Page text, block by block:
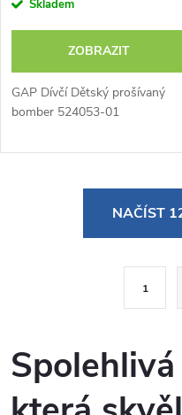
Skladem
ZOBRAZIT
GAP Dívčí Dětský prošívaný
bomber 524053-01
d
a
NAČÍST
á
n
k
1